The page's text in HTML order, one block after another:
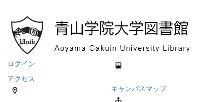
ログイン
アクセス
キャンパスマップ